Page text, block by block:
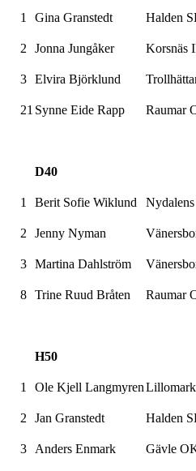
1 Gina Granstedt Halden
2 Jonna Jungåker Korsnäs
3 Elvira Björklund
21 Synne Eide Rapp Raumar
D40
1 Berit Sofie Wiklund
2 Jenny Nyman
3 Martina Dahlström
8 Trine Ruud Bråten Raumar
H50
1 Ole Kjell Langmyren
2 Jan Granstedt Halden
3 Anders Enmark Gävle